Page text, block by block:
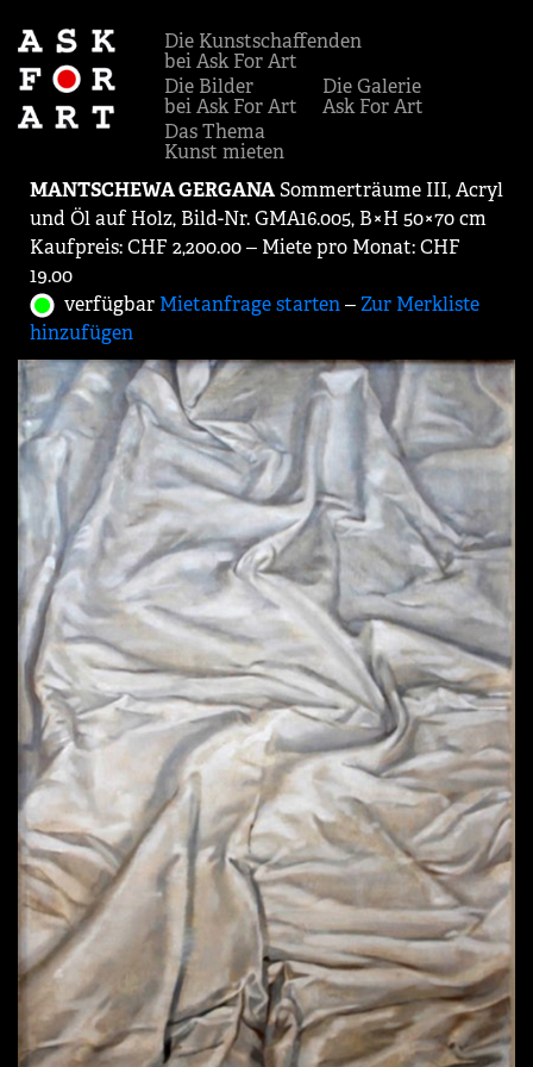
Die Kunstschaffenden
bei Ask For Art
Die Bilder
bei Ask For Art
Die Galerie
Ask For Art
Das Thema
Kunst mieten
MANTSCHEWA GERGANASommerträume III, Acryl
und Öl auf Holz, Bild-Nr. GMA16.005, B×H 50×70 cm
Kaufpreis: CHF 2,200.00 ‒ Miete pro Monat: CHF
19.00
verfügbar Mietanfrage starten‒Zur Merkliste
hinzufügen